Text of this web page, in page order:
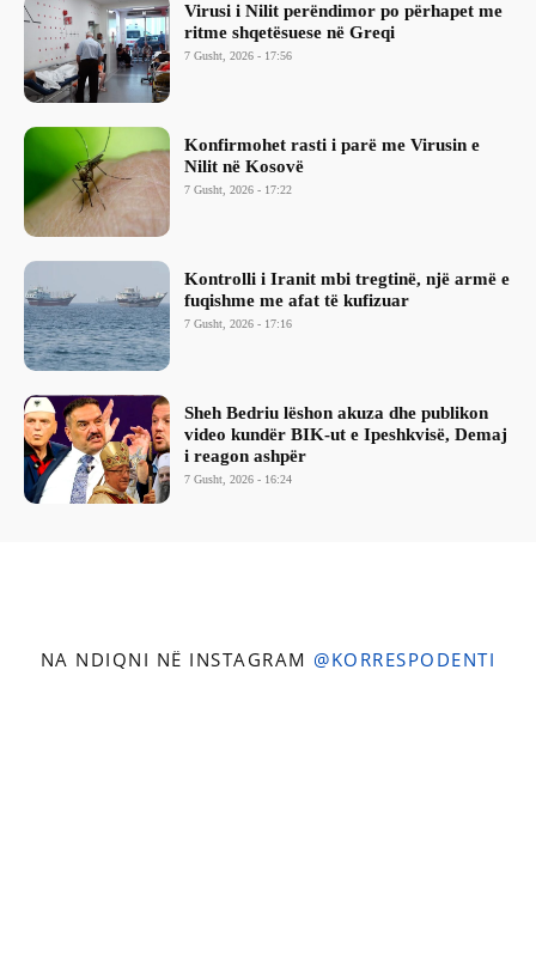
Virusi i Nilit perëndimor po përhapet me
ritme shqetësuese në Greqi
7 Gusht, 2026 - 17:56
Konfirmohet rasti i parë me Virusin e
Nilit në Kosovë
7 Gusht, 2026 - 17:22
Kontrolli i Iranit mbi tregtinë, një armë e
fuqishme me afat të kufizuar
7 Gusht, 2026 - 17:16
Sheh Bedriu lëshon akuza dhe publikon
video kundër BIK-ut e Ipeshkvisë, Demaj
i reagon ashpër
7 Gusht, 2026 - 16:24
NA NDIQNI NË INSTAGRAM @KORRESPODENTI